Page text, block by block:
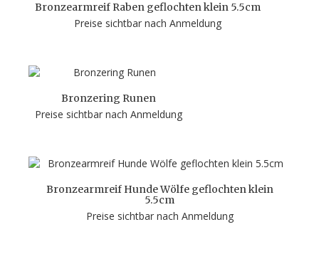
Bronzearmreif Raben geflochten klein 5.5cm
Preise sichtbar nach Anmeldung
Bronzering Runen
Preise sichtbar nach Anmeldung
Bronzearmreif Hunde Wölfe geflochten klein
5.5cm
Preise sichtbar nach Anmeldung